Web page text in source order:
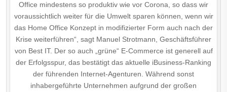
Office mindestens so produktiv wie vor Corona, so dass wir
voraussichtlich weiter für die Umwelt sparen können, wenn wir
das Home Office Konzept in modifizierter Form auch nach der
Krise weiterführen“, sagt Manuel Strotmann, Geschäftsführer
von Best IT. Der so auch „grüne“ E-Commerce ist generell auf
der Erfolgsspur, das bestätigt das aktuelle iBusiness-Ranking
der führenden Internet-Agenturen. Während sonst
inhabergeführte Unternehmen aufgrund der großen